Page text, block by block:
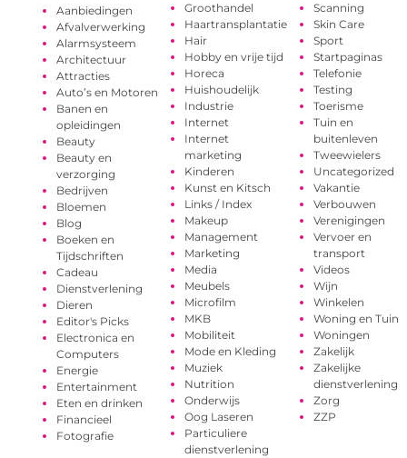
Aanbiedingen
Afvalverwerking
Alarmsysteem
Architectuur
Attracties
Auto’s en Motoren
Banen en
opleidingen
Beauty
Beauty en
verzorging
Bedrijven
Bloemen
Blog
Boeken en
Tijdschriften
Cadeau
Dienstverlening
Dieren
Editor's Picks
Electronica en
Computers
Energie
Entertainment
Eten en drinken
Financieel
Fotografie
Groothandel
Haartransplantatie
Hair
Hobby en vrije tijd
Horeca
Huishoudelijk
Industrie
Internet
Internet
marketing
Kinderen
Kunst en Kitsch
Links / Index
Makeup
Management
Marketing
Media
Meubels
Microfilm
MKB
Mobiliteit
Mode en Kleding
Muziek
Nutrition
Onderwijs
Oog Laseren
Particuliere
dienstverlening
Scanning
Skin Care
Sport
Startpaginas
Telefonie
Testing
Toerisme
Tuin en
buitenleven
Tweewielers
Uncategorized
Vakantie
Verbouwen
Verenigingen
Vervoer en
transport
Videos
Wijn
Winkelen
Woning en Tuin
Woningen
Zakelijk
Zakelijke
dienstverlening
Zorg
ZZP